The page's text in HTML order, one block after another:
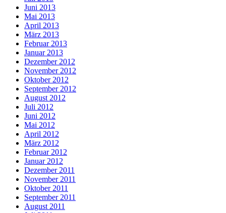
Juni 2013
Mai 2013
April 2013
März 2013
Februar 2013
Januar 2013
Dezember 2012
November 2012
Oktober 2012
September 2012
August 2012
Juli 2012
Juni 2012
Mai 2012
April 2012
März 2012
Februar 2012
Januar 2012
Dezember 2011
November 2011
Oktober 2011
September 2011
August 2011